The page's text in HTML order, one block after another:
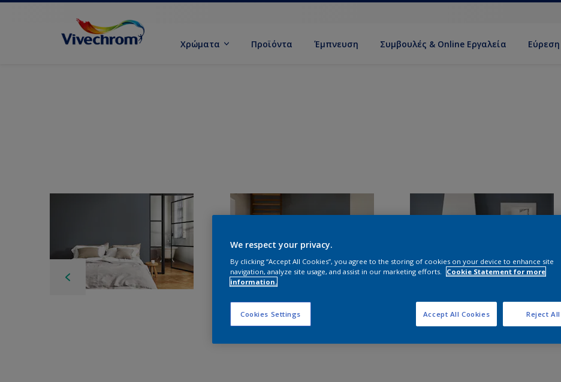
Χρώματα Προϊόντα Έμπνευση Συμβουλές & Online Εργαλεία
We respect your privacy.
By clicking “Accept All Cookies”, you agree to the storing of cookies on your device to enhance site
navigation, analyze site usage, and assist in our marketing efforts.
Cookie Statement for more
information.
Cookies Settings Reject All
Accept All Cookies